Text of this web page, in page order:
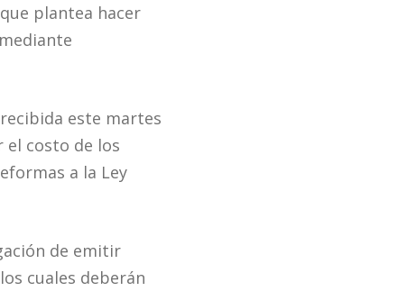
plantea hacer
este martes
el costo de los
a la Ley
de emitir
cuales deberán